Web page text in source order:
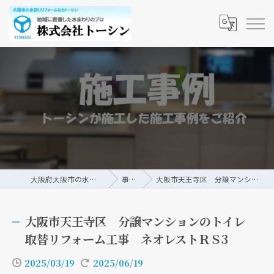
大阪府大阪市の水回りリフォームなら株式会社トーシン 事例/ブログ 大阪市天王寺区 分譲マンションのトイレ取替リフォーム工事 ネオレストＲＳ3
大阪市天王寺区 分譲マンションのトイレ
取替リフォーム工事 ネオレストＲＳ3
2025/03/19 2025/06/19